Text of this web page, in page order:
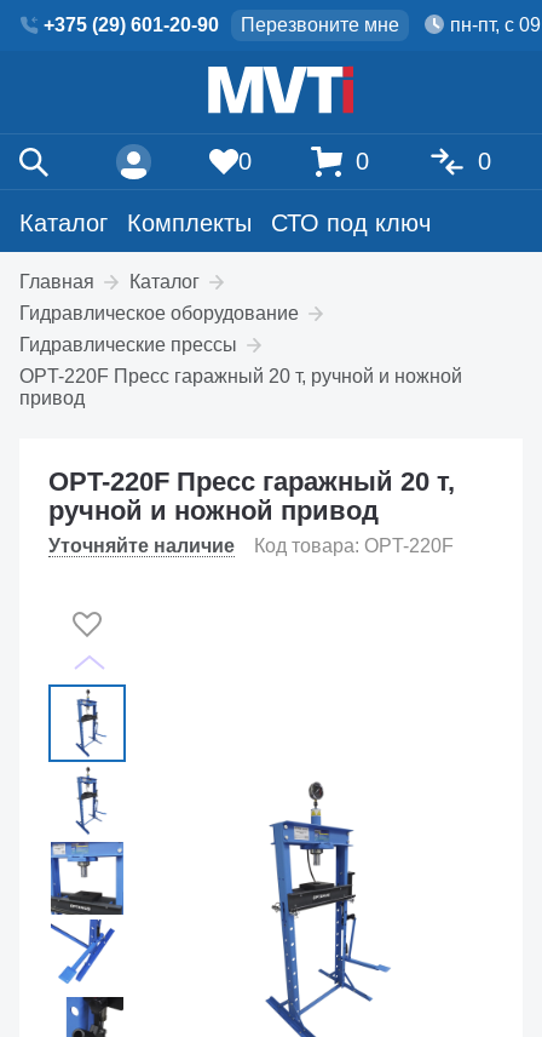
+375 (29) 601-20-90 Перезвоните мне пн-пт, с
Каталог Комплекты СТО под ключ
0 0 0
Главная
Каталог
Гидравлическое оборудование
Гидравлические прессы
OPT-220F Пресс гаражный 20 т, ручной и ножной
привод
OPT-220F Пресс гаражный 20 т,
ручной и ножной привод
Уточняйте наличие Код товара: OPT-220F